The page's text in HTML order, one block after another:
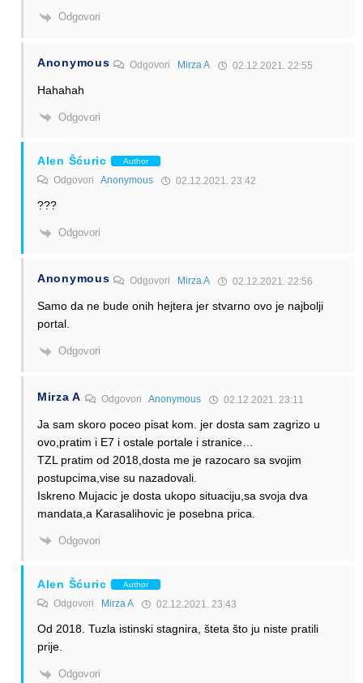
Odgovori
Anonymous Odgovori Mirza A 02.12.2021. 22:55
Hahahah
Odgovori
Alen Šćuric Author
Odgovori Anonymous 02.12.2021. 23:42
???
Odgovori
Anonymous Odgovori Mirza A 02.12.2021. 22:56
Samo da ne bude onih hejtera jer stvarno ovo je najbolji
portal.
Odgovori
Mirza A Odgovori Anonymous 02.12.2021. 23:11
Ja sam skoro poceo pisat kom. jer dosta sam zagrizo u
ovo,pratim i E7 i ostale portale i stranice…
TZL pratim od 2018,dosta me je razocaro sa svojim
postupcima,vise su nazadovali.
Iskreno Mujacic je dosta ukopo situaciju,sa svoja dva
mandata,a Karasalihovic je posebna prica.
Odgovori
Alen Šćuric Author
Odgovori Mirza A 02.12.2021. 23:43
Od 2018. Tuzla istinski stagnira, šteta što ju niste pratili
prije.
Odgovori